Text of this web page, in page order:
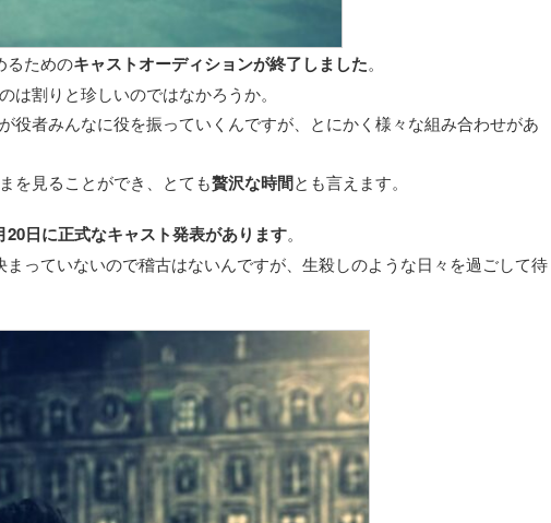
るためのキャストオーディションが終了しました。
割りと珍しいのではなかろうか。
役者みんなに役を振っていくんですが、とにかく様々な組み合わせがあ
を見ることができ、とても贅沢な時間とも言えます。
20日に正式なキャスト発表があります。
っていないので稽古はないんですが、生殺しのような日々を過ごして待